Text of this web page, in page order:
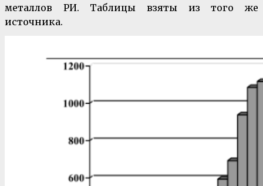
металлов РИ. Таблицы взяты из того же
источника.